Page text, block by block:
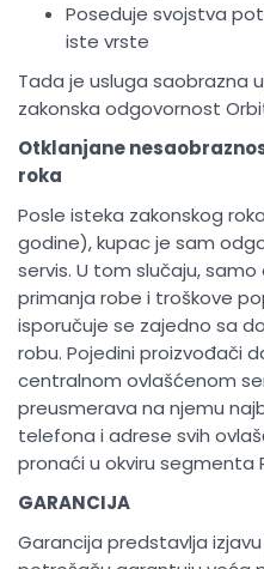
Poseduje svojstva
iste vrste
Tada je usluga saobrazna
zakonska odgovornost
Otklanjane
roka
Posle isteka zakonskog
godine), kupac je sam
servis. U tom slučaju,
primanja robe i troškove
isporučuje se zajedno sa
robu. Pojedini proizvođači
centralnom ovlašćenom
preusmerava na njemu
telefona i adrese svih
pronaći u okviru segmenta
GARANCIJA
Garancija predstavlja